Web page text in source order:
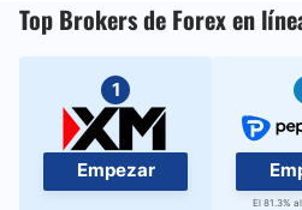
Top Brokers de Forex en
1
Empezar
El 81.3%